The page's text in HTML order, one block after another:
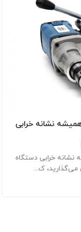
نشانه خرابی
خرابی دستگاه
ک...